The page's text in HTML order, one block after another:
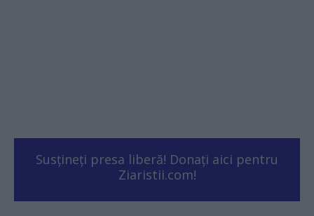
Susțineți presa liberă! Donați aici pentru
Ziaristii.com!